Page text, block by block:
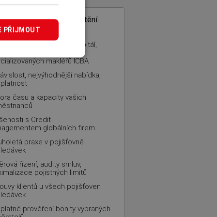
– specialista na pojištění
firma, 100% český kapitál,
z mezinárodní sítě
makléřů ICBA
nejvýhodnější nabídka,
času a kapacity vašich
s Credit
globálních firem
praxe v pojišťovně
řízení, audity smluv,
pojistných limitů
klientů u všech pojišťoven
prověření bonity vybraných
PŘIJMOUT